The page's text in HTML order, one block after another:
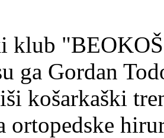
klub
ga Gordan
košarkaški
ortopedske